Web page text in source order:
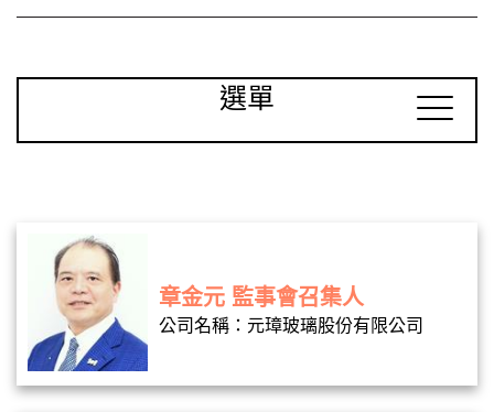
選單
章金元 監事會召集人
公司名稱：元璋玻璃股份有限公司